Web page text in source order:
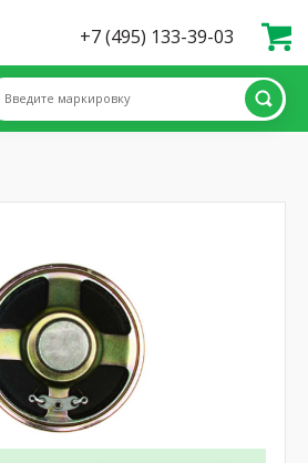
+7 (495) 133-39-03
Введите маркировку